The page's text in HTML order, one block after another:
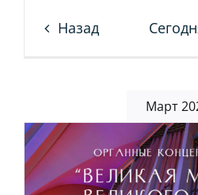
Назад
Март